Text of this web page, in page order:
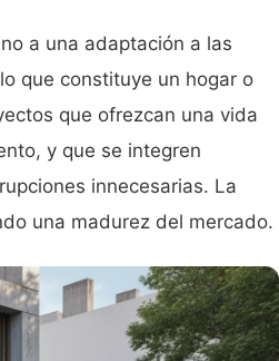
a una adaptación a las
que constituye un hogar o
que ofrezcan una vida
y que se integren
innecesarias. La
una madurez del mercado.